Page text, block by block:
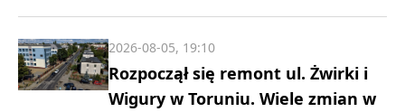
Rozpoczął się remont ul. Żwirki i
Wigury w Toruniu. Wiele zmian w
2026-08-05, 19:10